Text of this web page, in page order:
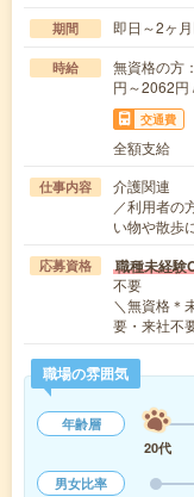
期間 即日～2ヶ
時給
無資格の方
円～2062円
交通費
全額支給
仕事内容
介護関連
／利用者
い物や散歩
応募資格 職種未経験
不要
＼無資格＊
要・来社不
職場の雰囲気
年齢層
20代
男女比率